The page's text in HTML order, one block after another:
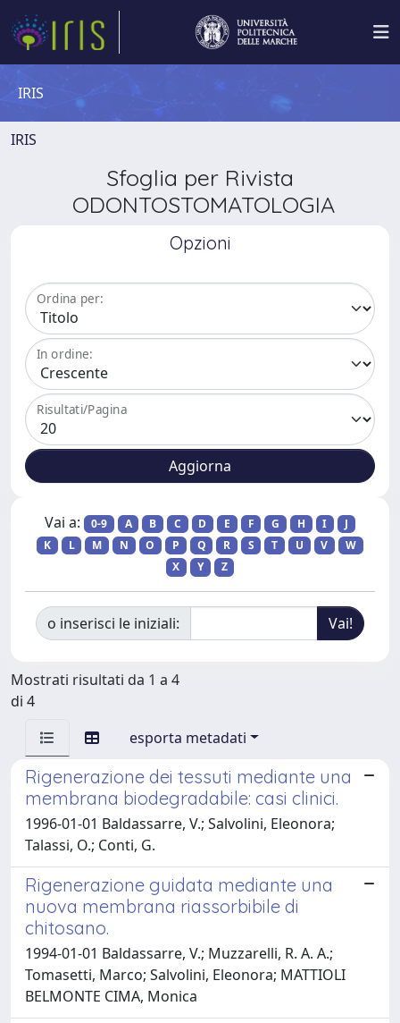
IRIS
IRIS
Sfoglia per Rivista
ODONTOSTOMATOLOGIA
Opzioni
Ordina per:
In ordine:
Risultati/Pagina
Vai a: 0-9 A B C D E F G H I
J
K
L M N O P Q R S T U V
W
X
Y Z
o inserisci le iniziali:
Mostrati risultati da 1 a 4
di 4
esporta metadati
Rigenerazione dei tessuti mediante una
membrana biodegradabile: casi clinici.
1996-01-01 Baldassarre, V.; Salvolini, Eleonora;
Talassi, O.; Conti, G.
Rigenerazione guidata mediante una
nuova membrana riassorbibile di
chitosano.
1994-01-01 Baldassarre, V.; Muzzarelli, R. A. A.;
Tomasetti, Marco; Salvolini, Eleonora; MATTIOLI
BELMONTE CIMA, Monica